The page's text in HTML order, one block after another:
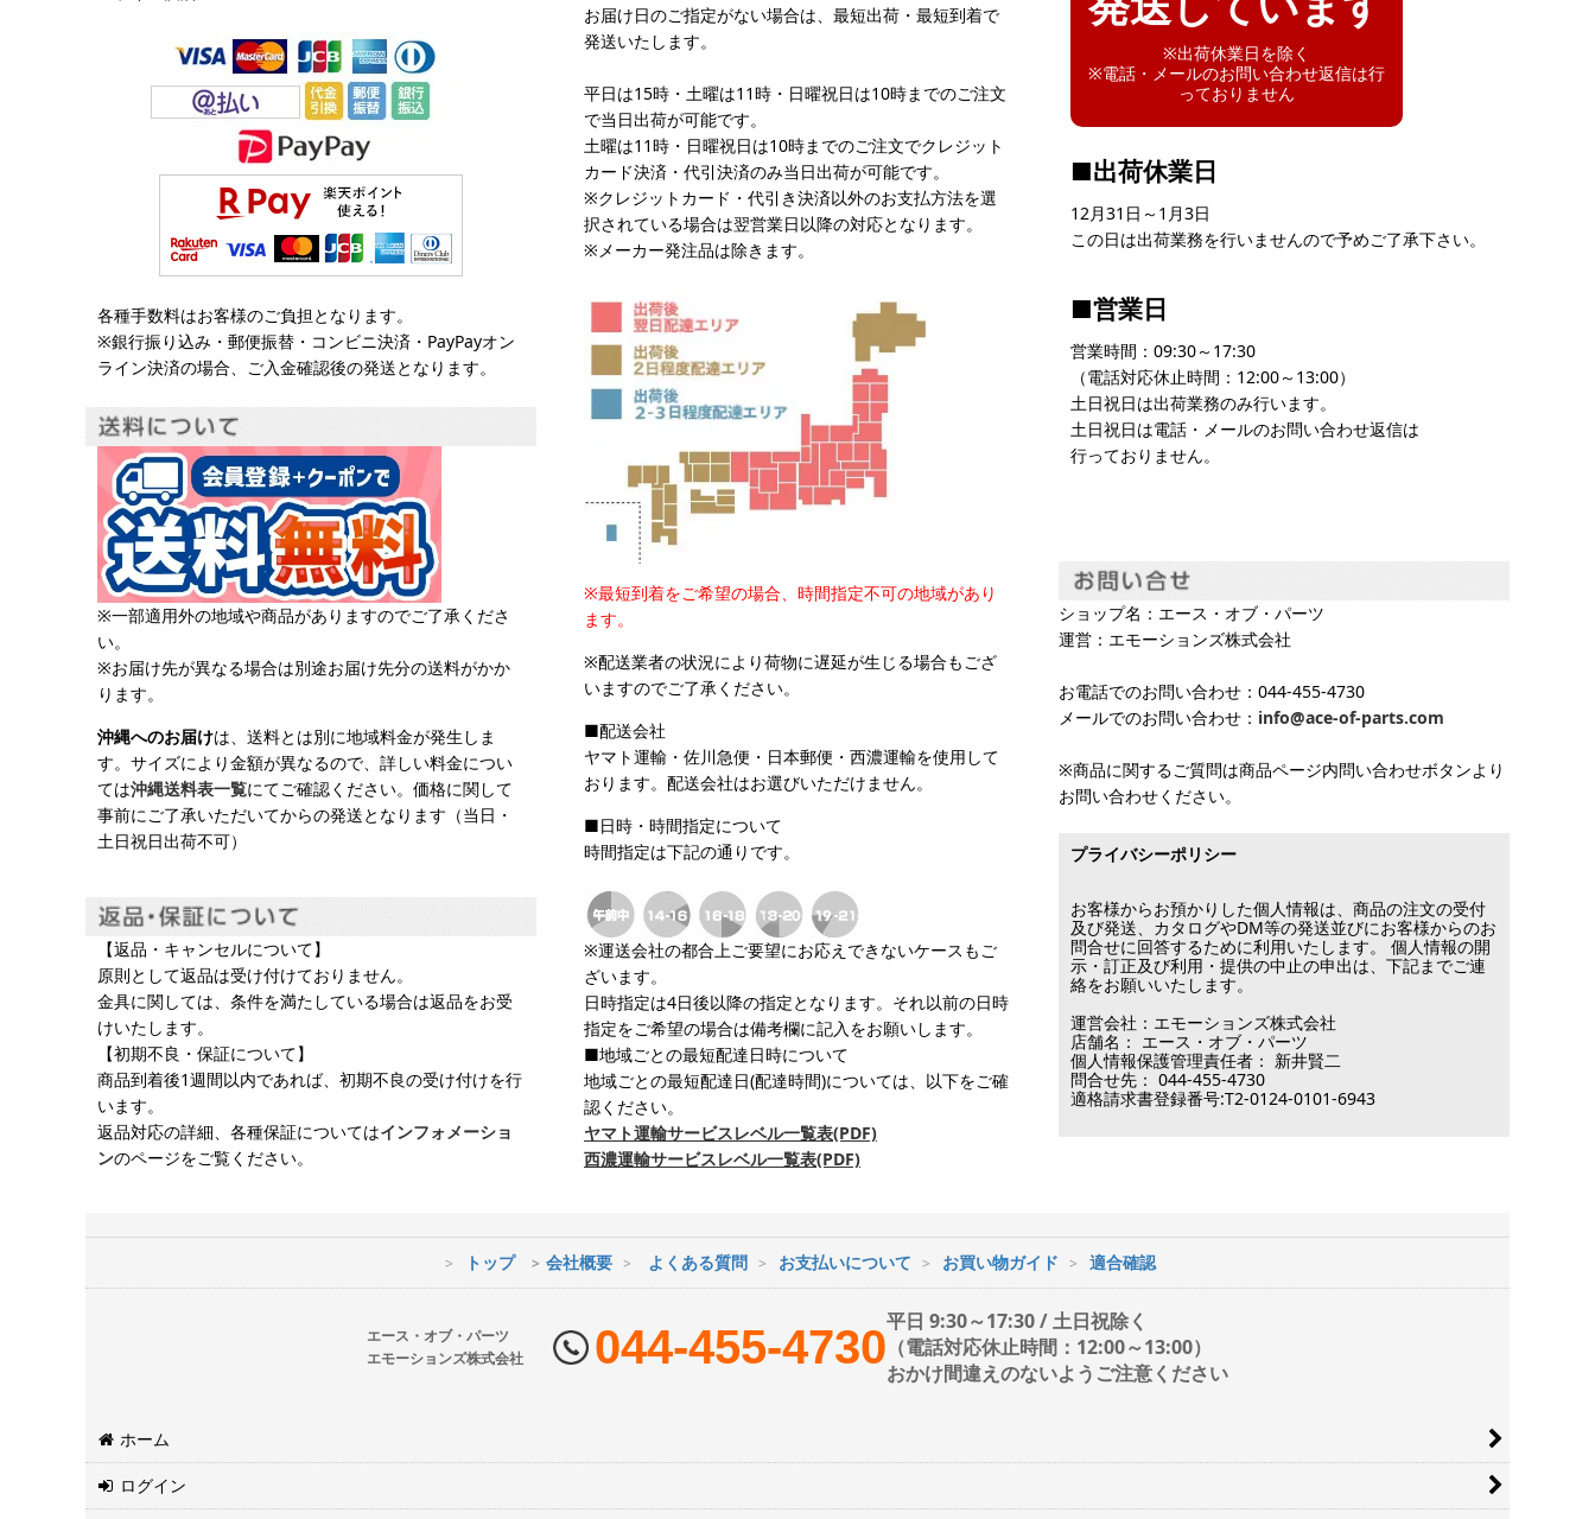
各種手数料はお客様のご負担となります。
※銀行振り込み・郵便振替・コンビニ決済・PayPayオン
ライン決済の場合、ご入金確認後の発送となります。
※一部適用外の地域や商品がありますのでご了承くださ
い。
※お届け先が異なる場合は別途お届け先分の送料がかか
ります。
沖縄へのお届けは、送料とは別に地域料金が発生しま
す。サイズにより金額が異なるので、詳しい料金につい
ては沖縄送料表一覧にてご確認ください。価格に関して
事前にご了承いただいてからの発送となります（当日・
土日祝日出荷不可）
【返品・キャンセルについて】
原則として返品は受け付けておりません。
金具に関しては、条件を満たしている場合は返品をお受
けいたします。
【初期不良・保証について】
商品到着後1週間以内であれば、初期不良の受け付けを行
います。
返品対応の詳細、各種保証についてはインフォメーショ
ンのページをご覧ください。
お届け日のご指定がない場合は、最短出荷・最短到着で
発送いたします。
平日は15時・土曜は11時・日曜祝日は10時までのご注文
で当日出荷が可能です。
土曜は11時・日曜祝日は10時までのご注文でクレジット
カード決済・代引決済のみ当日出荷が可能です。
※クレジットカード・代引き決済以外のお支払方法を選
択されている場合は翌営業日以降の対応となります。
※メーカー発注品は除きます。
※最短到着をご希望の場合、時間指定不可の地域があり
ます。
※配送業者の状況により荷物に遅延が生じる場合もござ
いますのでご了承ください。
■配送会社
ヤマト運輸・佐川急便・日本郵便・西濃運輸を使用して
おります。配送会社はお選びいただけません。
■日時・時間指定について
時間指定は下記の通りです。
※運送会社の都合上ご要望にお応えできないケースもご
ざいます。
日時指定は4日後以降の指定となります。それ以前の日時
指定をご希望の場合は備考欄に記入をお願いします。
■地域ごとの最短配達日時について
地域ごとの最短配達日(配達時間)については、以下をご確
認ください。
ヤマト運輸サービスレベル一覧表(PDF)
西濃運輸サービスレベル一覧表(PDF)
※出荷休業日を除く
※電話・メールのお問い合わせ返信は行
っておりません
■出荷休業日
12月31日～1月3日
この日は出荷業務を行いませんので予めご了承下さい。
■営業日
営業時間：09:30～17:30
（電話対応休止時間：12:00～13:00）
土日祝日は出荷業務のみ行います。
土日祝日は電話・メールのお問い合わせ返信は
行っておりません。
ショップ名：エース・オブ・パーツ
運営：エモーションズ株式会社
お電話でのお問い合わせ：044-455-4730
メールでのお問い合わせ： info@ace-of-parts.com
※商品に関するご質問は商品ページ内問い合わせボタンより
お問い合わせください。
プライバシーポリシー
お客様からお預かりした個人情報は、商品の注文の受付
及び発送、カタログやDM等の発送並びにお客様からのお
問合せに回答するために利用いたします。 個人情報の開
示・訂正及び利用・提供の中止の申出は、下記までご連
絡をお願いいたします。
運営会社：エモーションズ株式会社
店舗名： エース・オブ・パーツ
個人情報保護管理責任者： 新井賢二
問合せ先： 044-455-4730
適格請求書登録番号:T2-0124-0101-6943
トップ 会社概要 よくある質問 お支払いについて お買い物ガイド 適合確認
エース・オブ・パーツ
エモーションズ株式会社
044-455-4730平日 9:30～17:30 / 土日祝除く
（電話対応休止時間：12:00～13:00）
おかけ間違えのないようご注意ください
ホーム
ログイン